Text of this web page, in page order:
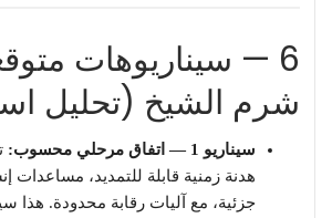
6 — سيناريوهات
شرم الشيخ (تحليل
سيناريو 1 — اتفاق مرحلي محسوب:
هدنة زمنية قابلة للتمديد، مساعدات
جزئية، مع آليات رقابة محدودة. هذا